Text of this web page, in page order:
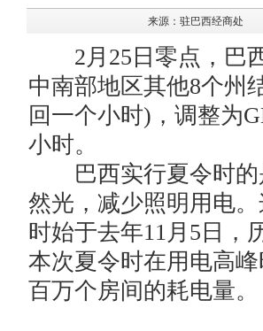
来源：驻巴西经商处
2月25日零点，巴西
中南部地区其他8个州
回一个小时)，调整为
小时。
巴西实行夏令时的
然光，减少照明用电
时始于去年11月5日，
本次夏令时在用电高
百万个房间的耗电量。